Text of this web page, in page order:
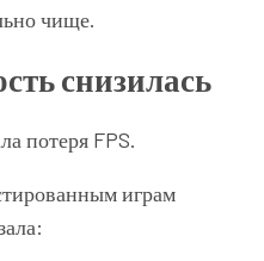
чище.
снизилась
потеря FPS.
играм